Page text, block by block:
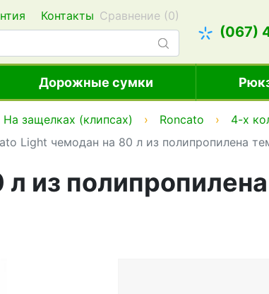
Контакты Сравнение (0)
(067)
Дорожные сумки
На защелках (клипсах) Roncato 4-х
Light чемодан на 80 л из полипропилена
из